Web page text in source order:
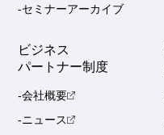
-セミナーアーカイブ
ビジネス
パートナー制度
-会社概要
-ニュース